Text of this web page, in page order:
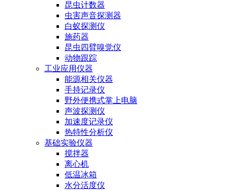
昆虫计数器
虫害声音探测器
白蚁探测仪
施药器
昆虫四臂嗅觉仪
动物跟踪
工业应用仪器
能源相关仪器
手持记录仪
野外便携式掌上电脑
声波探测仪
加速度记录仪
热特性分析仪
基础实验仪器
搅拌器
离心机
低温冰箱
水分活度仪